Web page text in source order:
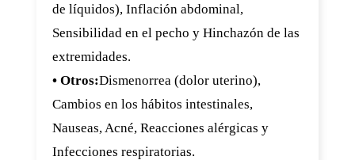
de líquidos), Inflación abdominal,
Sensibilidad en el pecho y Hinchazón de las
extremidades.
• Otros:Dismenorrea (dolor uterino),
Cambios en los hábitos intestinales,
Nauseas, Acné, Reacciones alérgicas y
Infecciones respiratorias.